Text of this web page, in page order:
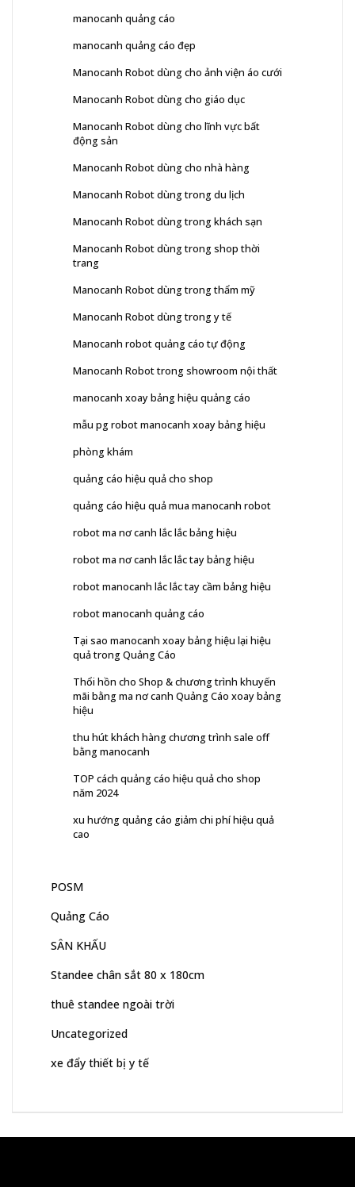
manocanh quảng cáo
manocanh quảng cáo đẹp
Manocanh Robot dùng cho ảnh viện áo cưới
Manocanh Robot dùng cho giáo dục
Manocanh Robot dùng cho lĩnh vực bất
động sản
Manocanh Robot dùng cho nhà hàng
Manocanh Robot dùng trong du lịch
Manocanh Robot dùng trong khách sạn
Manocanh Robot dùng trong shop thời
trang
Manocanh Robot dùng trong thẩm mỹ
Manocanh Robot dùng trong y tế
Manocanh robot quảng cáo tự động
Manocanh Robot trong showroom nội thất
manocanh xoay bảng hiệu quảng cáo
mẫu pg robot manocanh xoay bảng hiệu
phòng khám
quảng cáo hiệu quả cho shop
quảng cáo hiệu quả mua manocanh robot
robot ma nơ canh lắc lắc bảng hiệu
robot ma nơ canh lắc lắc tay bảng hiệu
robot manocanh lắc lắc tay cầm bảng hiệu
robot manocanh quảng cáo
Tại sao manocanh xoay bảng hiệu lại hiệu
quả trong Quảng Cáo
Thổi hồn cho Shop & chương trình khuyến
mãi bằng ma nơ canh Quảng Cáo xoay bảng
hiệu
thu hút khách hàng chương trình sale off
bằng manocanh
TOP cách quảng cáo hiệu quả cho shop
năm 2024
xu hướng quảng cáo giảm chi phí hiệu quả
cao
POSM
Quảng Cáo
SÂN KHẤU
Standee chân sắt 80 x 180cm
thuê standee ngoài trời
Uncategorized
xe đẩy thiết bị y tế